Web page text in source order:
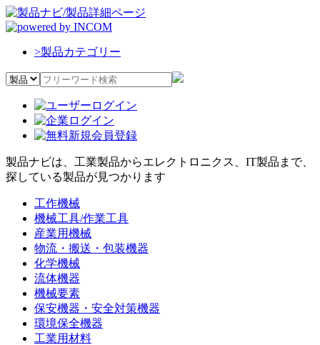
>製品カテゴリー
製品ナビは、工業製品からエレクトロニクス、IT製品まで、
探している製品が見つかります
工作機械
機械工具/作業工具
産業用機械
物流・搬送・包装機器
化学機械
流体機器
機械要素
保安機器・安全対策機器
環境保全機器
工業用材料